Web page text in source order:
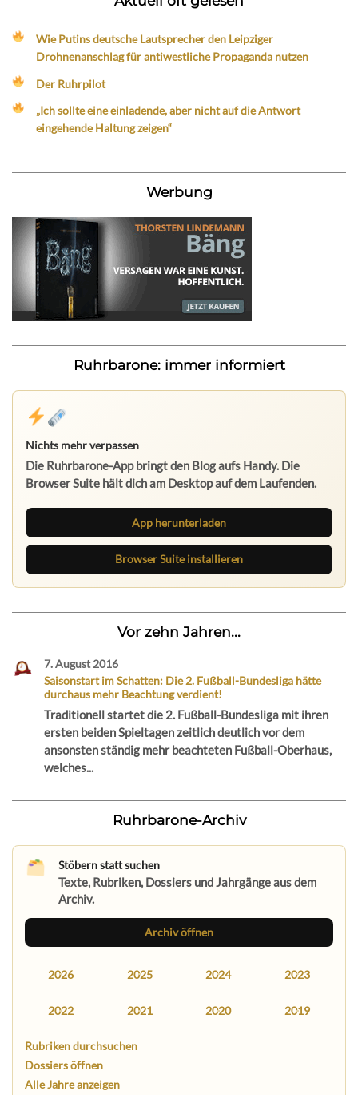
Wie Putins deutsche Lautsprecher den Leipziger
Drohnenanschlag für antiwestliche Propaganda nutzen
Der Ruhrpilot
„Ich sollte eine einladende, aber nicht auf die Antwort
eingehende Haltung zeigen“
Werbung
Ruhrbarone: immer informiert
Nichts mehr verpassen
Die Ruhrbarone-App bringt den Blog aufs Handy. Die
Browser Suite hält dich am Desktop auf dem Laufenden.
App herunterladen
Browser Suite installieren
Vor zehn Jahren...
7. August 2016
Saisonstart im Schatten: Die 2. Fußball-Bundesliga hätte
durchaus mehr Beachtung verdient!
Traditionell startet die 2. Fußball-Bundesliga mit ihren
ersten beiden Spieltagen zeitlich deutlich vor dem
ansonsten ständig mehr beachteten Fußball-Oberhaus,
welches...
Ruhrbarone-Archiv
Stöbern statt suchen
Texte, Rubriken, Dossiers und Jahrgänge aus dem
Archiv.
Archiv öffnen
2026 2025 2024 2023
2022 2021 2020 2019
Rubriken durchsuchen
Dossiers öffnen
Alle Jahre anzeigen